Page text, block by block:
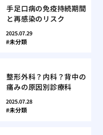
手足口病の免疫持続期間
と再感染のリスク
2025.07.29
未分類
整形外科？内科？背中の
痛みの原因別診療科
2025.07.28
未分類